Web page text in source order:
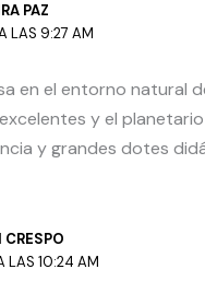
PAZ
LAS 9:27 AM
en el entorno natural
y el
y grandes dotes
CRESPO
LAS 10:24 AM